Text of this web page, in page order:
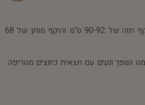
מתאימה להיקף חזה של 90-92 ס"מ והיקף מותן של 68
נשפך ונעים עם חצאית כיווצים מטריפה